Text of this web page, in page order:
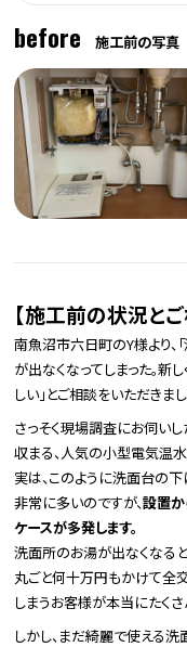
before 施工前の写真
【施工前の状況と
南魚沼市六日町のY様より
が出なくなってしまった。新
しい」とご相談をいただきまし
さっそく現場調査にお伺い
収まる、人気の小型電気温
実は、このように洗面台の
非常に多いのですが、設置
ケースが多発します。
洗面所のお湯が出なくなると
丸ごと何十万円もかけて全
しまうお客様が本当にたくさ
しかし、まだ綺麗で使える